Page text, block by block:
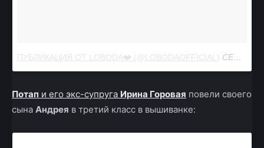
ПУБЛИКАЦИЯ ОТ LOBODA❤️ (@LOBODAOFFICIAL) СЕН 1 2017 В 12:18 PDT
Потап и его экс-супруга Ирина Горовая повели своего
сына Андрея в третий класс в вышиванке: